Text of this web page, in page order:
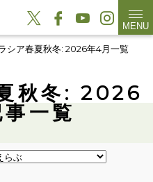
MENU
シア春夏秋冬: 2026年4月一覧
秋冬: 2026
一覧